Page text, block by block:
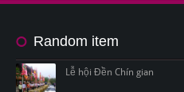
Random item
Lễ hội Đền Chín gian